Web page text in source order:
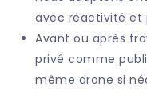
avec réactivité et
Avant ou après
privé comme
même drone si